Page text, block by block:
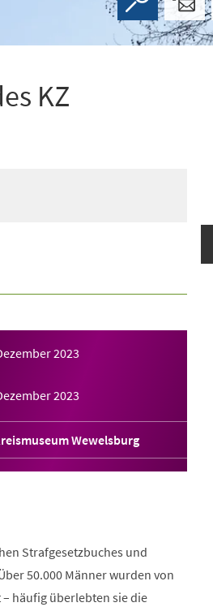
KZ
2023
2023
Wewelsburg
Strafgesetzbuches und
50.000 Männer wurden von
häufig überlebten sie die